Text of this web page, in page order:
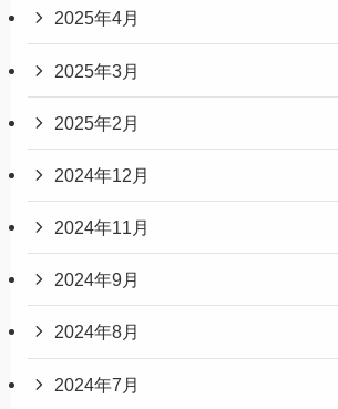
2025年4月
2025年3月
2025年2月
2024年12月
2024年11月
2024年9月
2024年8月
2024年7月